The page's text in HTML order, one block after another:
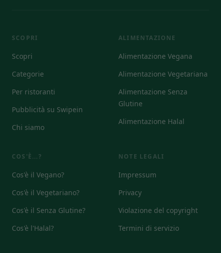
SCOPRI
Scopri
Categorie
Per ristoranti
Pubblicità su Swipein
Chi siamo
ALIMENTAZIONE
Alimentazione Vegana
Alimentazione Vegetariana
Alimentazione Senza
Glutine
Alimentazione Halal
COS'È...?
Cos'è il Vegano?
Cos'è il Vegetariano?
Cos'è il Senza Glutine?
Cos'è l'Halal?
NOTE LEGALI
Impressum
Privacy
Violazione del copyright
Termini di servizio